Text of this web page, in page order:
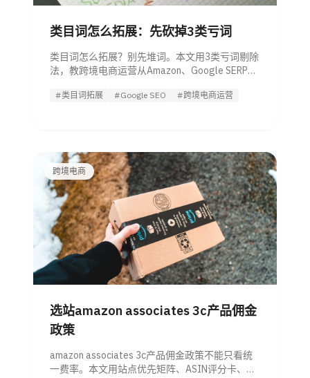
类目词怎么拓展：先砍掉3类亏词
类目词怎么拓展？别先堆词。本文用3类亏词剔除
法，教跨境电商运营从Amazon、Google SERP、
#类目词拓展 #Google SEO #跨境电商运营
跨境电商
选站amazon associates 3c产品佣金
政策
amazon associates 3c产品佣金政策不能只看统
一费率。本文用站点优先矩阵、ASIN评分卡、收